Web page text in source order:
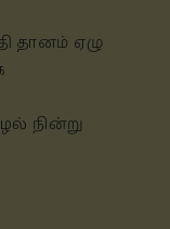
தானம் ஏழு
நின்று